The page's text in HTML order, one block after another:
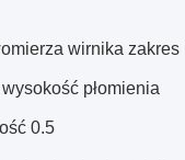
wirnika
płomienia
0.5